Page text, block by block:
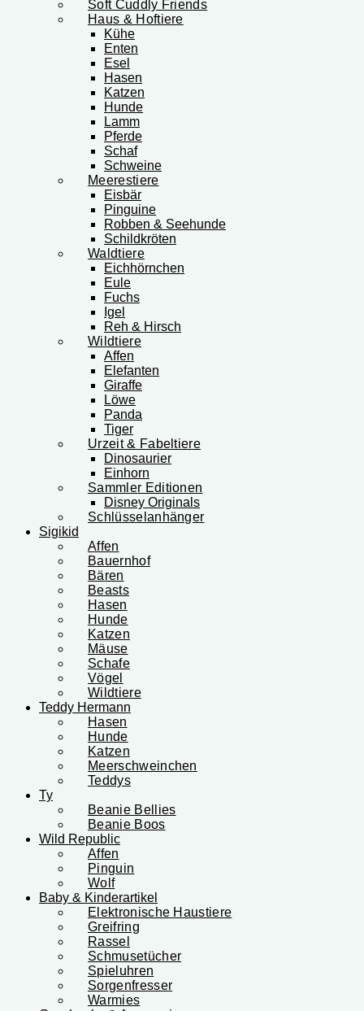
Soft Cuddly Friends
Haus & Hoftiere
Kühe
Enten
Esel
Hasen
Katzen
Hunde
Lamm
Pferde
Schaf
Schweine
Meerestiere
Eisbär
Pinguine
Robben & Seehunde
Schildkröten
Waldtiere
Eichhörnchen
Eule
Fuchs
Igel
Reh & Hirsch
Wildtiere
Affen
Elefanten
Giraffe
Löwe
Panda
Tiger
Urzeit & Fabeltiere
Dinosaurier
Einhorn
Sammler Editionen
Disney Originals
Schlüsselanhänger
Sigikid
Affen
Bauernhof
Bären
Beasts
Hasen
Hunde
Katzen
Mäuse
Schafe
Vögel
Wildtiere
Teddy Hermann
Hasen
Hunde
Katzen
Meerschweinchen
Teddys
Ty
Beanie Bellies
Beanie Boos
Wild Republic
Affen
Pinguin
Wolf
Baby & Kinderartikel
Elektronische Haustiere
Greifring
Rassel
Schmusetücher
Spieluhren
Sorgenfresser
Warmies